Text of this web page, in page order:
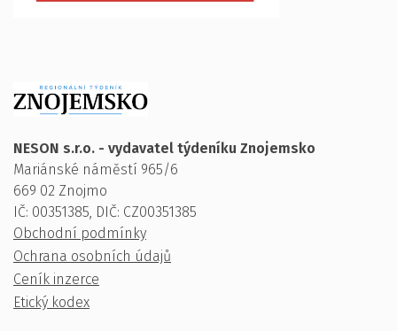
NESON s.r.o. - vydavatel týdeníku Znojemsko
Mariánské náměstí 965/6
669 02 Znojmo
IČ: 00351385, DIČ: CZ00351385
Obchodní podmínky
Ochrana osobních údajů
Ceník inzerce
Etický kodex